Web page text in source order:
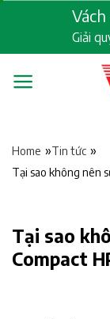
content
Giải
Home »Tin tức »
Tại sao không nên
Tại sao
Compact